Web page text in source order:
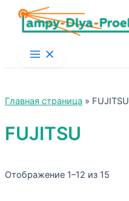
Main
Menu
Главная страница » FUJITSU
FUJITSU
Отображение 1–12 из 15